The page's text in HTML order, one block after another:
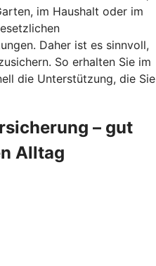
im Haushalt oder im
Daher ist es sinnvoll,
So erhalten Sie im
die Unterstützung, die Sie
– gut
Alltag